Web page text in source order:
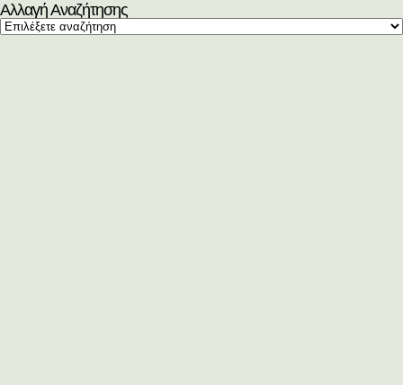
Αλλαγή Αναζήτησης